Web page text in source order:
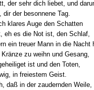
der sehr dich liebet, und
der besonnene Tag.
klares Auge den Schatten
eh es die Not ist, den Schlaf,
ein treuer Mann in die Nacht
zu weihn und Gesang,
ist und den Toten,
in freiestem Geist.
daß in der zaudernden Weile,